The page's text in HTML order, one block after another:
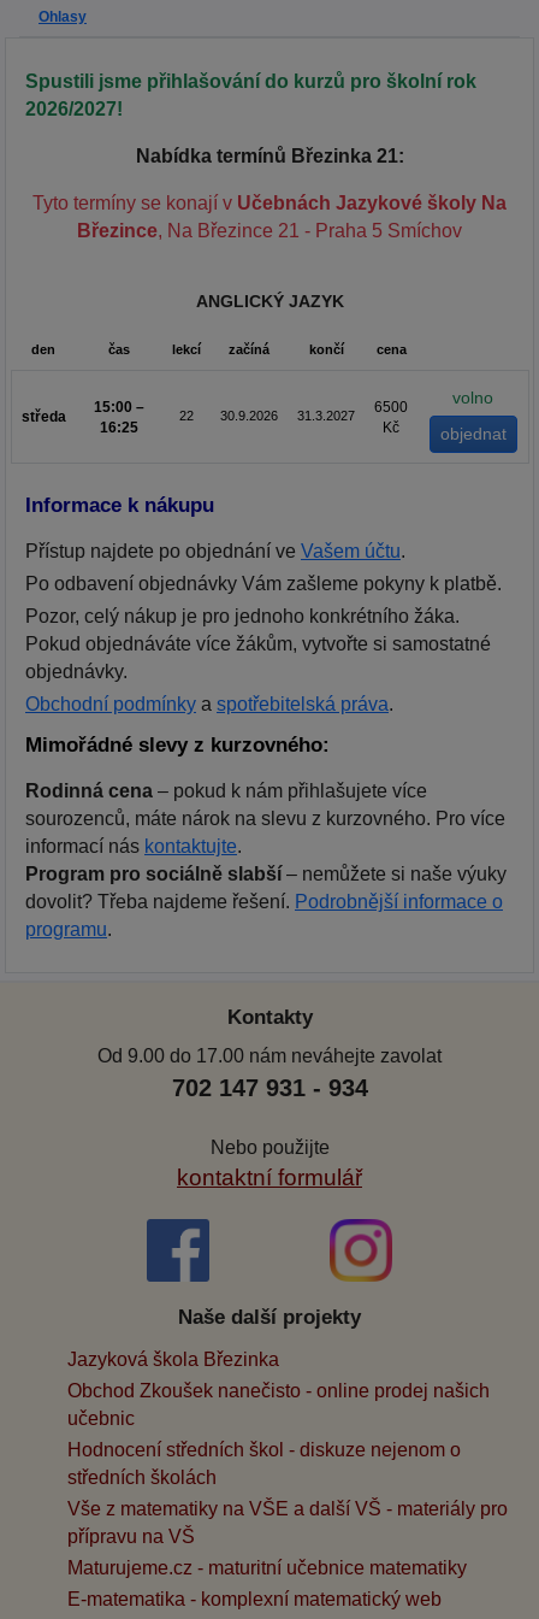
Ohlasy
Spustili jsme přihlašování do kurzů pro školní rok
2026/2027!
Nabídka termínů Březinka 21:
Tyto termíny se konají v Učebnách Jazykové školy Na
Březince, Na Březince 21 - Praha 5 Smíchov
ANGLICKÝ JAZYK
den čas lekcí začíná končí cena
středa
15:00 –
16:25
22 30.9.2026 31.3.2027
6500
Kč
volno
Informace k nákupu
Přístup najdete po objednání ve Vašem účtu.
Po odbavení objednávky Vám zašleme pokyny k platbě.
Pozor, celý nákup je pro jednoho konkrétního žáka.
Pokud objednáváte více žákům, vytvořte si samostatné
objednávky.
Obchodní podmínky a spotřebitelská práva.
Mimořádné slevy z kurzovného:
Rodinná cena – pokud k nám přihlašujete více
sourozenců, máte nárok na slevu z kurzovného. Pro více
informací nás kontaktujte.
Program pro sociálně slabší – nemůžete si naše výuky
dovolit? Třeba najdeme řešení. Podrobnější informace o
programu.
Kontakty
Od 9.00 do 17.00 nám neváhejte zavolat
702 147 931 - 934
Nebo použijte
kontaktní formulář
Naše další projekty
Jazyková škola Březinka
Obchod Zkoušek nanečisto - online prodej našich
učebnic
Hodnocení středních škol - diskuze nejenom o
středních školách
Vše z matematiky na VŠE a další VŠ - materiály pro
přípravu na VŠ
Maturujeme.cz - maturitní učebnice matematiky
E-matematika - komplexní matematický web